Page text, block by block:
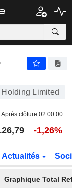
Limited
Après clôture 02:00:00
-1,26%
Actualités
Graphique Total